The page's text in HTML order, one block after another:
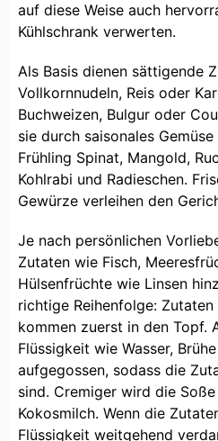
auf diese Weise auch
Kühlschrank verwerten.
Als Basis dienen sättigende
Vollkornnudeln, Reis oder
Buchweizen, Bulgur oder
sie durch saisonales
Frühling Spinat, Mangold,
Kohlrabi und Radieschen.
Gewürze verleihen den
Je nach persönlichen
Zutaten wie Fisch,
Hülsenfrüchte wie Linsen
richtige Reihenfolge:
kommen zuerst in den Topf.
Flüssigkeit wie Wasser,
aufgegossen, sodass die
sind. Cremiger wird die
Kokosmilch. Wenn die
Flüssigkeit weitgehend